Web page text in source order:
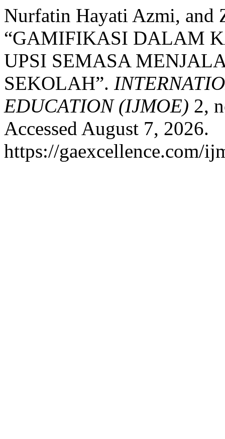
Nurfatin Hayati Azmi, and
“GAMIFIKASI DALAM
UPSI SEMASA
SEKOLAH”.
EDUCATION (IJMOE) 2,
Accessed August 7, 2026.
https://gaexcellence.com/